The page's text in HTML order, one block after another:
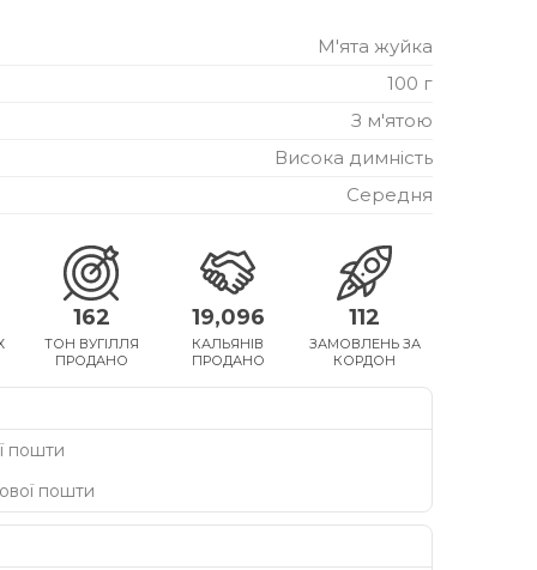
М'ята жуйка
100 г
З м'ятою
Висока димність
Середня
162
ТОН ВУГІЛЛЯ
ПРОДАНО
19,096
КАЛЬЯНІВ
ПРОДАНО
112
ЗАМОВЛЕНЬ ЗА
КОРДОН
пошти
пошти